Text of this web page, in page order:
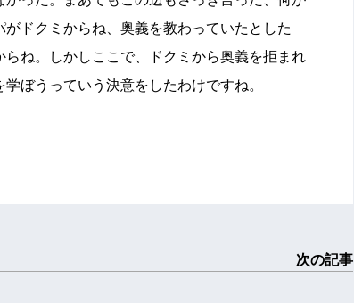
ドクミからね、奥義を教わっていたとした
ね。しかしここで、ドクミから奥義を拒まれ
ぼうっていう決意をしたわけですね。
次の記事